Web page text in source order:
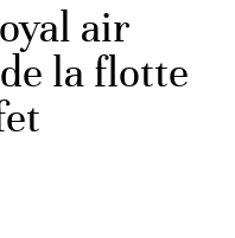
air
la flotte